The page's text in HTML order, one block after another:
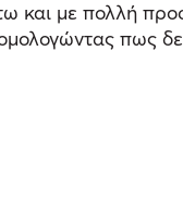
με πολλή
πως